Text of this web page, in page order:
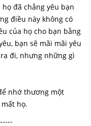
đã chẳng yêu bạn
điều này không có
của họ cho bạn bằng
bạn sẽ mãi mãi yêu
đi, nhưng những gì
nhớ thương một
họ.